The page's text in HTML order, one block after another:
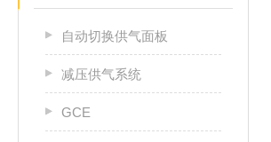
自动切换供气面板
减压供气系统
GCE